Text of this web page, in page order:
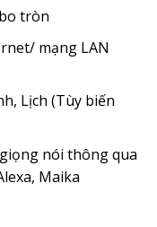
1.944.000 ₫
đến
2.187.000 ₫
tròn
mạng LAN
Lịch (Tùy biến
nói thông qua
Maika